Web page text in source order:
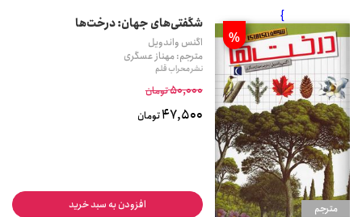
مترجم
}
%
شگفتی‌های جهان: درخت‌ها
اگنس واندویل
مترجم: مهناز عسگری
نشر محراب قلم
50,000تومان
47,500تومان
افزودن به سبد خرید